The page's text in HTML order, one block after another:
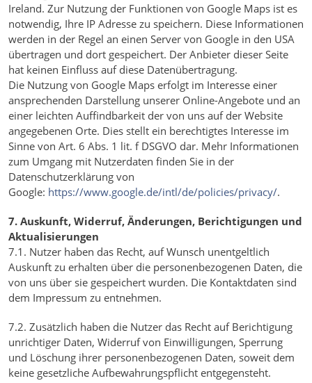
Ireland. Zur Nutzung der Funktionen von Google Maps ist es
notwendig, Ihre IP Adresse zu speichern. Diese Informationen
werden in der Regel an einen Server von Google in den USA
übertragen und dort gespeichert. Der Anbieter dieser Seite
hat keinen Einfluss auf diese Datenübertragung.
Die Nutzung von Google Maps erfolgt im Interesse einer
ansprechenden Darstellung unserer Online-Angebote und an
einer leichten Auffindbarkeit der von uns auf der Website
angegebenen Orte. Dies stellt ein berechtigtes Interesse im
Sinne von Art. 6 Abs. 1 lit. f DSGVO dar. Mehr Informationen
zum Umgang mit Nutzerdaten finden Sie in der
Datenschutzerklärung von
Google: https://www.google.de/intl/de/policies/privacy/.
7. Auskunft, Widerruf, Änderungen, Berichtigungen und
Aktualisierungen
7.1. Nutzer haben das Recht, auf Wunsch unentgeltlich
Auskunft zu erhalten über die personenbezogenen Daten, die
von uns über sie gespeichert wurden. Die Kontaktdaten sind
dem Impressum zu entnehmen.
7.2. Zusätzlich haben die Nutzer das Recht auf Berichtigung
unrichtiger Daten, Widerruf von Einwilligungen, Sperrung
und Löschung ihrer personenbezogenen Daten, soweit dem
keine gesetzliche Aufbewahrungspflicht entgegensteht.